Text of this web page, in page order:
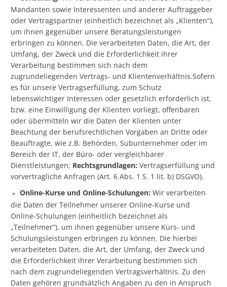
Mandanten sowie Interessenten und anderer Auftraggeber
oder Vertragspartner (einheitlich bezeichnet als „Klienten“),
um ihnen gegenüber unsere Beratungsleistungen
erbringen zu können. Die verarbeiteten Daten, die Art, der
Umfang, der Zweck und die Erforderlichkeit ihrer
Verarbeitung bestimmen sich nach dem
zugrundeliegenden Vertrags- und Klientenverhältnis.Sofern
es für unsere Vertragserfüllung, zum Schutz
lebenswichtiger Interessen oder gesetzlich erforderlich ist,
bzw. eine Einwilligung der Klienten vorliegt, offenbaren
oder übermitteln wir die Daten der Klienten unter
Beachtung der berufsrechtlichen Vorgaben an Dritte oder
Beauftragte, wie z.B. Behörden, Subunternehmer oder im
Bereich der IT, der Büro- oder vergleichbarer
Dienstleistungen; Rechtsgrundlagen: Vertragserfüllung und
vorvertragliche Anfragen (Art. 6 Abs. 1 S. 1 lit. b) DSGVO).
Online-Kurse und Online-Schulungen:Wir verarbeiten
die Daten der Teilnehmer unserer Online-Kurse und
Online-Schulungen (einheitlich bezeichnet als
„Teilnehmer“), um ihnen gegenüber unsere Kurs- und
Schulungsleistungen erbringen zu können. Die hierbei
verarbeiteten Daten, die Art, der Umfang, der Zweck und
die Erforderlichkeit ihrer Verarbeitung bestimmen sich
nach dem zugrundeliegenden Vertragsverhältnis. Zu den
Daten gehören grundsätzlich Angaben zu den in Anspruch